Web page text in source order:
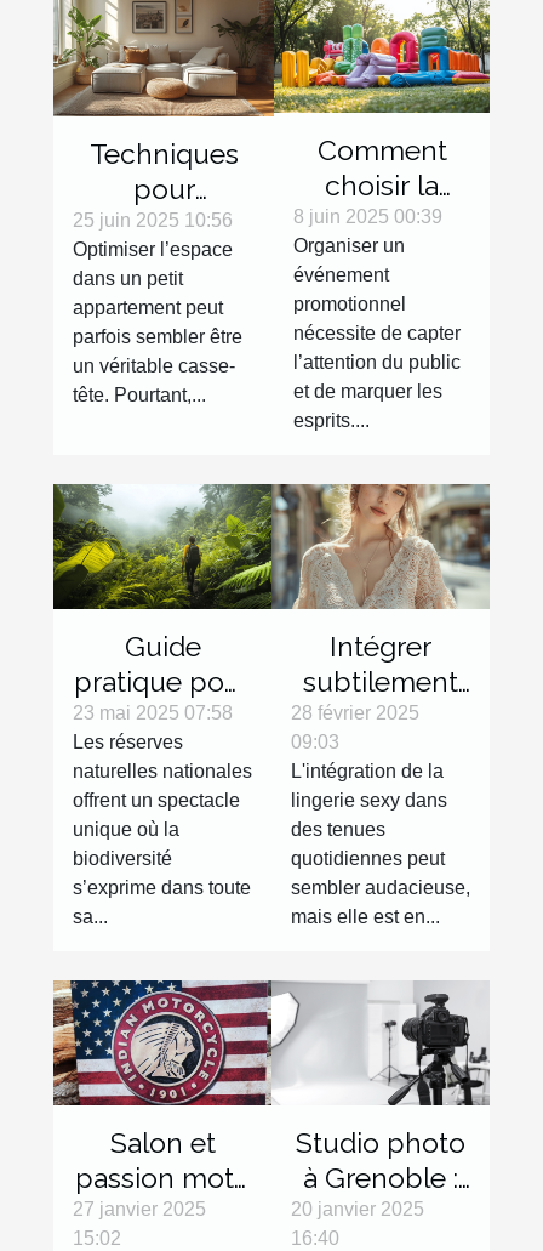
Techniques
pour
maximiser
l'espace dans
les petits
appartements
25 juin 2025 10:56
Optimiser l’espace
dans un petit
appartement peut
parfois sembler être
un véritable casse-
tête. Pourtant,...
Comment
choisir la
meilleure
structure
gonflable
pour votre
événement
promotionnel
8 juin 2025 00:39
Organiser un
événement
promotionnel
nécessite de capter
l’attention du public
et de marquer les
esprits....
Guide
pratique pour
explorer les
réserves
naturelles
nationales
23 mai 2025 07:58
Les réserves
naturelles nationales
offrent un spectacle
unique où la
biodiversité
s’exprime dans toute
sa...
Intégrer
subtilement
la lingerie
sexy dans
des tenues
de tous les
jours
28 février 2025
09:03
L'intégration de la
lingerie sexy dans
des tenues
quotidiennes peut
sembler audacieuse,
mais elle est en...
Salon et
passion moto
: les objets
27 janvier 2025
15:02
Studio photo
à Grenoble :
réalisez des
20 janvier 2025
16:40